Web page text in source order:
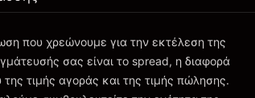
Πηγαίνετε στην πλατφόρμα
που χρεώνουμε για την εκτέλεση της
σας είναι το spread, η διαφορά
της τιμής αγοράς και της τιμής πώλησης.